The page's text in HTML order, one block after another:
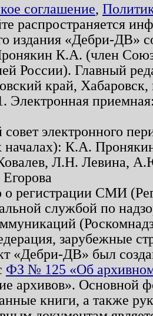
соглашение,
распространяется
издания «Дебри-ДВ»
К.А. (член
России). Главный
край,
Электронная
электронного
началах): К.А.
Л.Н. Левина,
о регистрации СМИ
службой по
зарубежные
«Дебри-ДВ» был
ФЗ № 125 «Об
архивов». Основной
книги, а также